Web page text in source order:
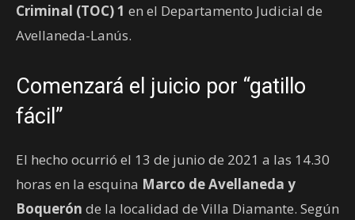
Criminal (TOC) 1 en el Departamento Judicial de
Avellaneda-Lanús.
Comenzará el juicio por “gatillo
fácil”
El hecho ocurrió el 13 de junio de 2021 a las 14.30
horas en la esquina Marco de Avellaneda y
Boquerón de la localidad de Villa Diamante. Según